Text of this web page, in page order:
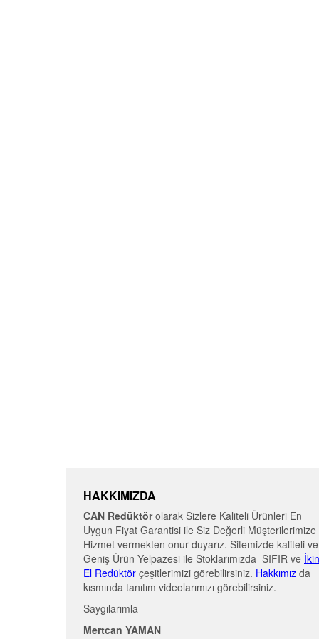
HAKKIMIZDA
CAN Redüktörolarak Sizlere Kaliteli Ürünleri En
Uygun Fiyat Garantisi ile Siz Değerli Müşterilerimize
Hizmet vermekten onur duyarız. Sitemizde kaliteli ve
Geniş Ürün Yelpazesi ile Stoklarımızda SIFIR ve
El Redüktör çeşitlerimizi görebilirsiniz. Hakkımız da
kısmında tanıtım videolarımızı görebilirsiniz.
Saygılarımla
Mertcan YAMAN